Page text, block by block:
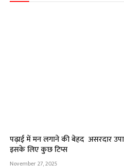
पढ़ाई में मन लगाने की बेहद असरदार
इसके लिए कुछ टिप्स
November 27, 2025